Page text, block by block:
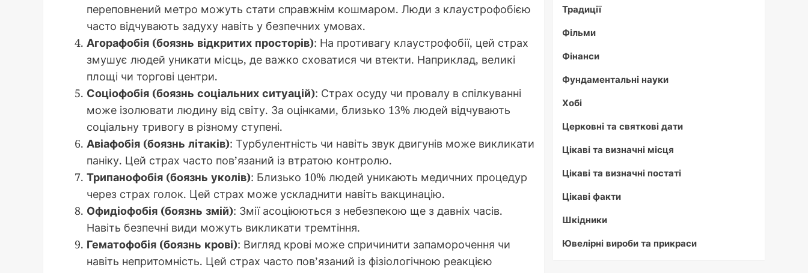
переповнений метро можуть стати справжнім кошмаром. Люди з клаустрофобією
часто відчувають задуху навіть у безпечних умовах.
Агорафобія (боязнь відкритих просторів): На противагу клаустрофобії, цей страх
змушує людей уникати місць, де важко сховатися чи втекти. Наприклад, великі
площі чи торгові центри.
Соціофобія (боязнь соціальних ситуацій): Страх осуду чи провалу в спілкуванні
може ізолювати людину від світу. За оцінками, близько 13% людей відчувають
соціальну тривогу в різному ступені.
Авіафобія (боязнь літаків): Турбулентність чи навіть звук двигунів може викликати
паніку. Цей страх часто пов’язаний із втратою контролю.
Трипанофобія (боязнь уколів): Близько 10% людей уникають медичних процедур
через страх голок. Цей страх може ускладнити навіть вакцинацію.
Офидіофобія (боязнь змій): Змії асоціюються з небезпекою ще з давніх часів.
Навіть безпечні види можуть викликати тремтіння.
Гематофобія (боязнь крові): Вигляд крові може спричинити запаморочення чи
навіть непритомність. Цей страх часто пов’язаний із фізіологічною реакцією
Традиції
Фільми
Фінанси
Фундаментальні науки
Хобі
Церковні та святкові дати
Цікаві та визначні місця
Цікаві та визначні постаті
Цікаві факти
Шкідники
Ювелірні вироби та прикраси